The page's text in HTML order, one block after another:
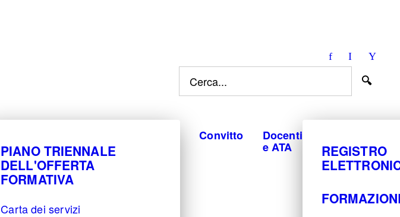
Facebook
Cerca...
PIANO TRIENNALE
DELL'OFFERTA
FORMATIVA
Carta dei servizi
Convitto Docenti
e ATA
REGISTRO